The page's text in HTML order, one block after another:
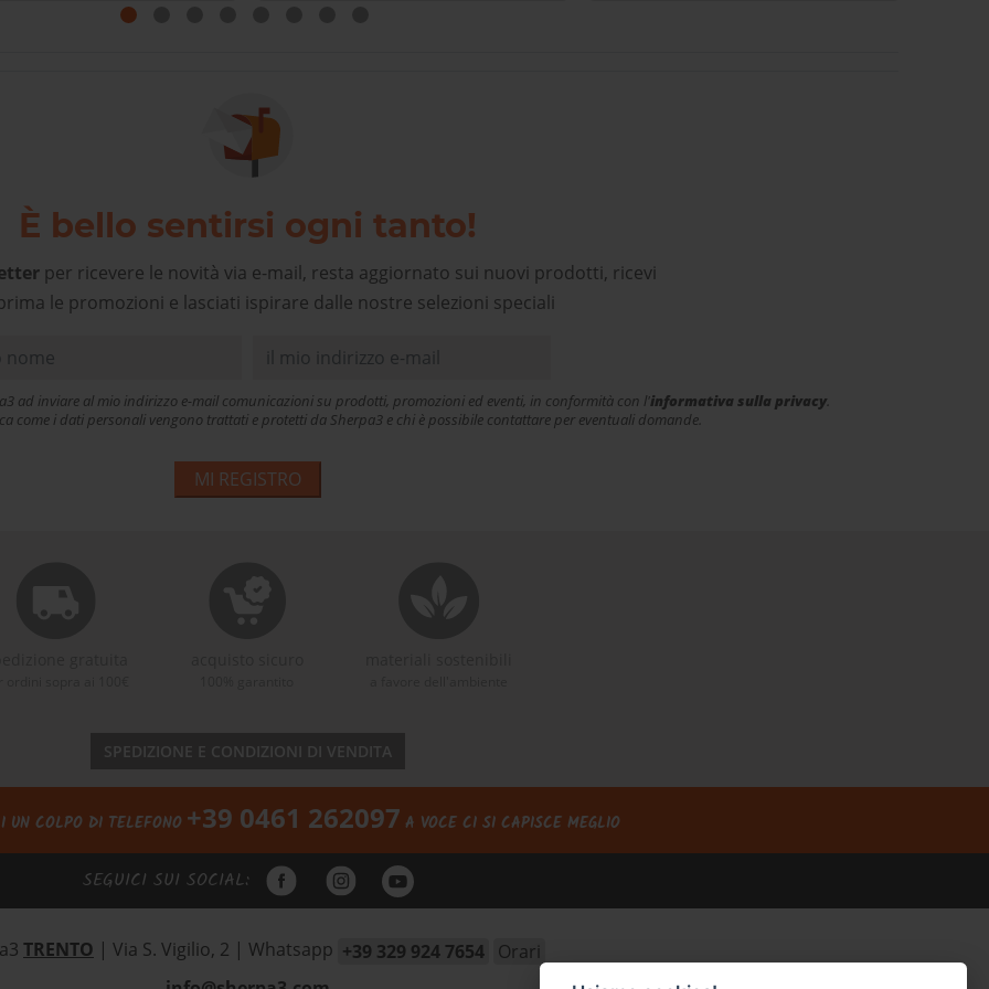
più vicini, ma a
È bello sentirsi ogni tanto!
per ricevere le novità via e-mail, resta aggiornato sui nuovi prodotti, ricevi
le promozioni e lasciati ispirare dalle nostre selezioni speciali
ad inviare al mio indirizzo e-mail comunicazioni su prodotti, promozioni ed eventi, in conformità con l'informativa sulla privacy
come i dati personali vengono trattati e protetti da Sherpa3 e chi è possibile contattare per eventuali domande.
MI REGISTRO
SPEDIZIONE E CONDIZIONI DI VENDITA
UN COLPO DI TELEFONO +39 0461 262097 A VOCE CI SI CAPISCE MEGLIO
SEGUICI SUI SOCIAL:
TRENTO | Via S. Vigilio, 2 | Whatsapp +39 329 924 7654 Orari